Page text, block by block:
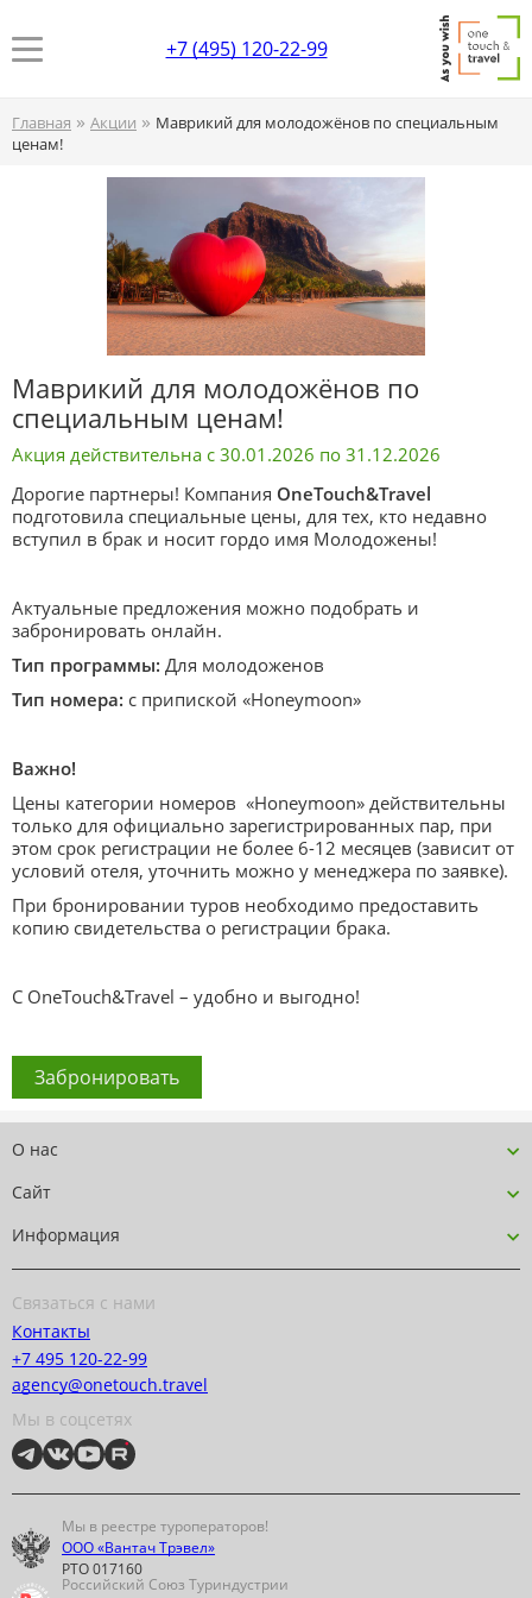
+7 (495) 120-22-99
Главная » Акции » Маврикий для молодожёнов по специальным
ценам!
Маврикий для молодожёнов по
специальным ценам!
Акция действительна с 30.01.2026 по 31.12.2026
Дорогие партнеры! Компания OneTouch&Travel
подготовила специальные цены, для тех, кто недавно
вступил в брак и носит гордо имя Молодожены!
Актуальные предложения можно подобрать и
забронировать онлайн.
Тип программы: Для молодоженов
Тип номера: с припиской «Honeymoon»
Важно!
Цены категории номеров «Honeymoon» действительны
только для официально зарегистрированных пар, при
этом срок регистрации не более 6-12 месяцев (зависит от
условий отеля, уточнить можно у менеджера по заявке).
При бронировании туров необходимо предоставить
копию свидетельства о регистрации брака.
С OneTouch&Travel – удобно и выгодно!
Забронировать
О нас
Сайт
Информация
Связаться с нами
Контакты
+7 495 120-22-99
agency@onetouch.travel
Мы в соцсетях
Мы в реестре туроператоров!
ООО «Вантач Трэвел»
РТО 017160
Российский Союз Туриндустрии